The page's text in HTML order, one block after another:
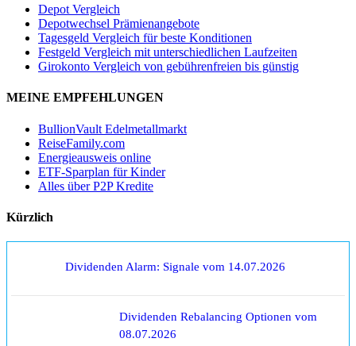
Depot Vergleich
Depotwechsel Prämienangebote
Tagesgeld Vergleich für beste Konditionen
Festgeld Vergleich mit unterschiedlichen Laufzeiten
Girokonto Vergleich von gebührenfreien bis günstig
MEINE EMPFEHLUNGEN
BullionVault Edelmetallmarkt
ReiseFamily.com
Energieausweis online
ETF-Sparplan für Kinder
Alles über P2P Kredite
Kürzlich
Dividenden Alarm: Signale vom 14.07.2026
Dividenden Rebalancing Optionen vom
08.07.2026